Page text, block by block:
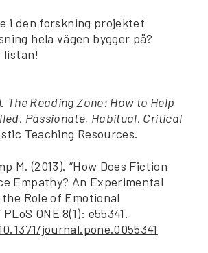
i den forskning projektet
hela vägen bygger på?
listan!
The Reading Zone: How to Help
Passionate, Habitual, Critical
Teaching Resources.
M. (2013). “How Does Fiction
Empathy? An Experimental
Role of Emotional
ONE 8(1): e55341.
journal.pone.0055341